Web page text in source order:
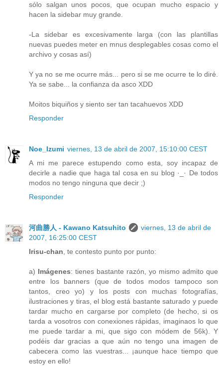
sólo salgan unos pocos, que ocupan mucho espacio y
hacen la sidebar muy grande.
-La sidebar es excesivamente larga (con las plantillas
nuevas puedes meter en mnus desplegables cosas como el
archivo y cosas así)
Y ya no se me ocurre más... pero si se me ocurre te lo diré.
Ya se sabe... la confianza da asco XDD
Moitos biquiños y siento ser tan tacahuevos XDD
Responder
Noe_Izumi viernes, 13 de abril de 2007, 15:10:00 CEST
A mi me parece estupendo como esta, soy incapaz de
decirle a nadie que haga tal cosa en su blog ·_· De todos
modos no tengo ninguna que decir ;)
Responder
河曲勝人 - Kawano Katsuhito
viernes, 13 de abril de
2007, 16:25:00 CEST
Irisu-chan , te contesto punto por punto:
a) Imágenes: tienes bastante razón, yo mismo admito que
entre los banners (que de todos modos tampoco son
tantos, creo yo) y los posts con muchas fotografías,
ilustraciones y tiras, el blog está bastante saturado y puede
tardar mucho en cargarse por completo (de hecho, si os
tarda a vosotros con conexiones rápidas, imaginaos lo que
me puede tardar a mi, que sigo con módem de 56k). Y
podéis dar gracias a que aún no tengo una imagen de
cabecera como las vuestras... ¡aunque hace tiempo que
estoy en ello!